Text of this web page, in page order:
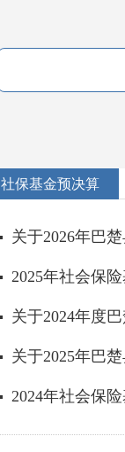
社保基金预决算
关于2026年巴
2025年社会保
关于2024年度
关于2025年巴
2024年社会保